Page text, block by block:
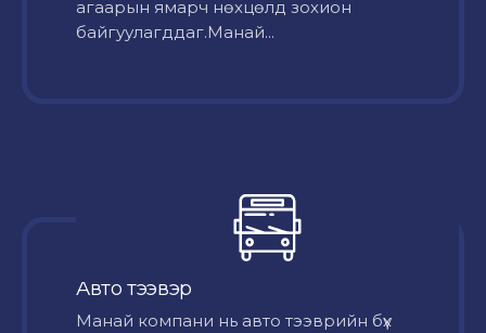
агаарын ямарч нөхцөлд зохион
байгуулагддаг.Манай...
Авто тээвэр
Mанай компани нь авто тээврийн бүх